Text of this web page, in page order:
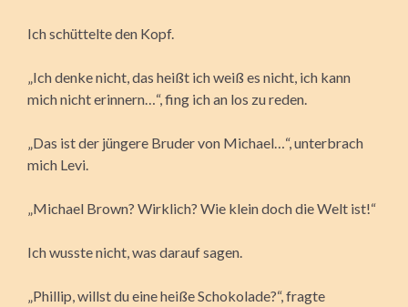
Ich schüttelte den Kopf.
„Ich denke nicht, das heißt ich weiß es nicht, ich kann
mich nicht erinnern…“, fing ich an los zu reden.
„Das ist der jüngere Bruder von Michael…“, unterbrach
mich Levi.
„Michael Brown? Wirklich? Wie klein doch die Welt ist!“
Ich wusste nicht, was darauf sagen.
„Phillip, willst du eine heiße Schokolade?“, fragte